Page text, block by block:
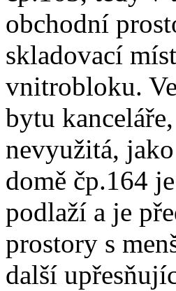
obchodní
skladovací
vnitrobloku.
bytu
nevyužitá,
domě čp.164
podlaží a je
prostory s
další